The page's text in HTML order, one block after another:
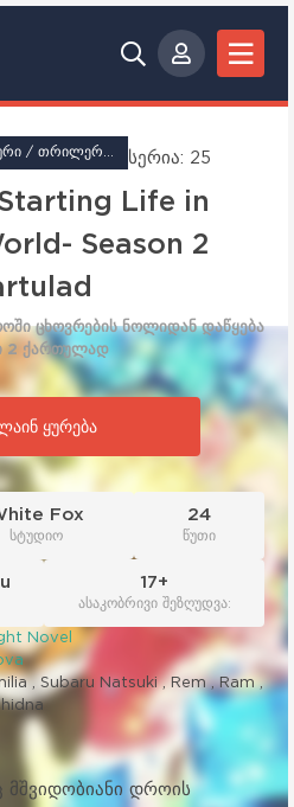
სერია: 25
Starting Life in
Season 2
ცხოვრების ნოლიდან დაწყება
2 ქართულად
ყურება
Fox
სტუდიო
24
წუთი
17+
ასაკობრივი შეზღუდვა:
Novel
, Subaru Natsuki , Rem , Ram ,
მშვიდობიანი დროის